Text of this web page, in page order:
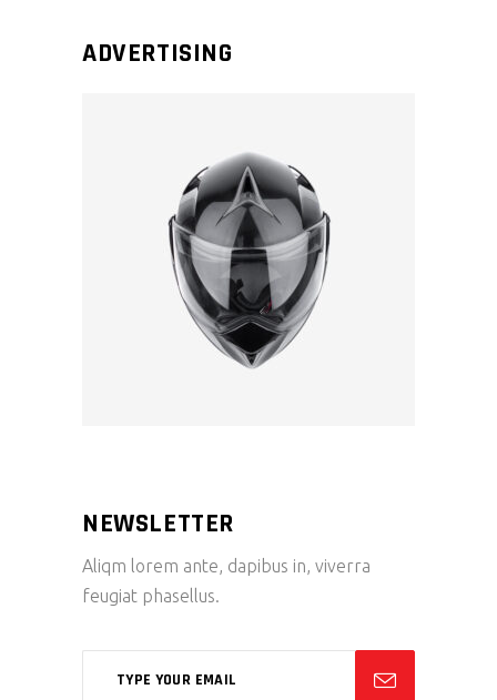
ADVERTISING
NEWSLETTER
Aliqm lorem ante, dapibus in, viverra
feugiat phasellus.